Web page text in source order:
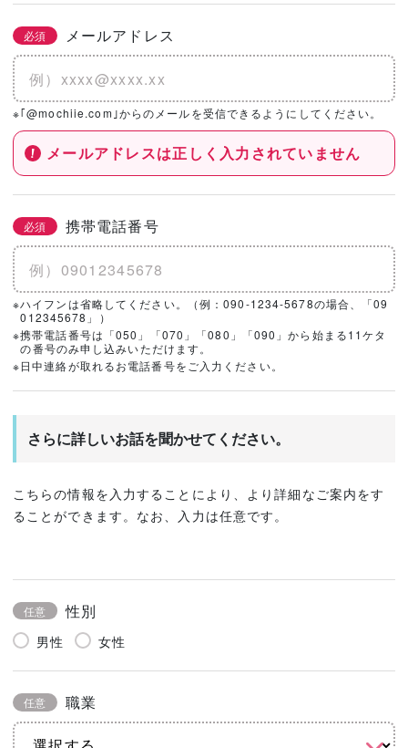
必須 メールアドレス
※｢@mochiie.com｣からのメールを受信できるようにしてください。
メールアドレスは正しく入力されていません
必須 携帯電話番号
※ハイフンは省略してください。（例：090-1234-5678の場合、「09
012345678」）
※携帯電話番号は「050」「070」「080」「090」から始まる11ケタ
の番号のみ申し込みいただけます。
※日中連絡が取れるお電話番号をご入力ください。
さらに詳しいお話を聞かせてください。
こちらの情報を入力することにより、より詳細なご案内をす
ることができます。なお、入力は任意です。
任意 性別
男性 女性
任意 職業